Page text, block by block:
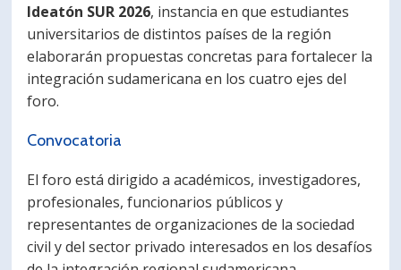
Ideatón SUR 2026, instancia en que estudiantes
universitarios de distintos países de la región
elaborarán propuestas concretas para fortalecer la
integración sudamericana en los cuatro ejes del
foro.
Convocatoria
El foro está dirigido a académicos, investigadores,
profesionales, funcionarios públicos y
representantes de organizaciones de la sociedad
civil y del sector privado interesados en los desafíos